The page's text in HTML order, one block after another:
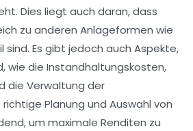
Dies liegt auch daran, dass
zu anderen Anlageformen wie
sind. Es gibt jedoch auch Aspekte,
wie die Instandhaltungskosten,
die Verwaltung der
Planung und Auswahl von
um maximale Renditen zu